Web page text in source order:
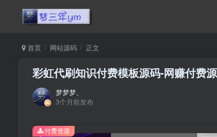
首页 网站源码 正文
彩虹代刷知识付费模板源码-网赚付费
梦梦梦、
3个月前发布
付费资源